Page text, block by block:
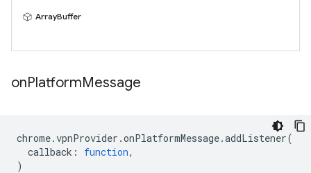
ArrayBuffer
onPlatformMessage
chrome.vpnProvider .onPlatformMessage.addListener(
callback : function,
)